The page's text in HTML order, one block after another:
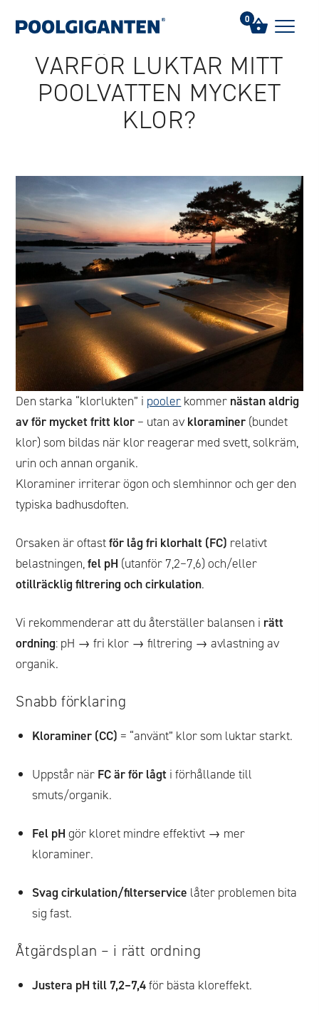
Varför luktar mitt poolvatten mycket klor?
VARFÖR LUKTAR MITT
POOLVATTEN MYCKET
KLOR?
Den starka “klorlukten” i pooler kommer nästan aldrig
av för mycket fritt klor – utan av kloraminer (bundet
klor) som bildas när klor reagerar med svett, solkräm,
urin och annan organik.
Kloraminer irriterar ögon och slemhinnor och ger den
typiska badhusdoften.
Orsaken är oftastför låg fri klorhalt (FC) relativt
belastningen,fel pH (utanför 7,2–7,6) och/eller
otillräcklig filtrering och cirkulation.
Vi rekommenderar att du återställer balansen i rätt
ordning: pH → fri klor → filtrering → avlastning av
organik.
Snabb förklaring
Kloraminer (CC) = “använt” klor som luktar starkt.
Uppstår när FC är för lågt i förhållande till
smuts/organik.
Fel pH gör kloret mindre effektivt → mer
kloraminer.
Svag cirkulation/filterservice låter problemen bita
sig fast.
Åtgärdsplan – i rätt ordning
Justera pH till 7,2–7,4för bästa kloreffekt.
0